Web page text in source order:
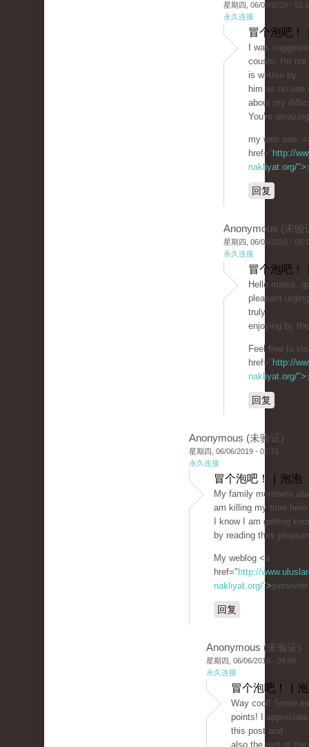
星期四, 06/06/2019 -
永久连接
冒个泡吧！
I was
cousin. I'm
is written by
him as no one
about my
You're
my web site:
href=" http://
nakliyat.org/">
回复
Anonymous (未验
星期四, 06/06/2019 -
永久连接
冒个泡吧！
Hello mates,
pleasant
truly
enjoying by
Feel free to
href=" http://
nakliyat.org/">
回复
Anonymous (未验证)
星期四, 06/06/2019 - 02:33
永久连接
冒个泡吧！ | 泡泡
My family members
am killing my time
I know I am getting
by reading thes
My weblog <a
href=" http://
nakliyat.org/">
回复
Anonymous (未验证)
星期四, 06/06/2019 - 04:58
永久连接
冒个泡吧！ |
Way cool! Some
points! I
this post and
also the rest of